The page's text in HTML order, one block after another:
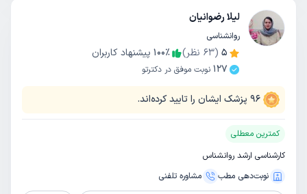
لیلا رضوانیان
روانشناسی
5
(
63 نظر) 100٪
پیشنهاد کاربران
127 نوبت موفق در دکترتو
96 پزشک ایشان را تایید کرده‌اند.
کمترین معطلی
کارشناسی ارشد روانشناس
نوبت‌دهی مطب
مشاوره‌ تلفنی